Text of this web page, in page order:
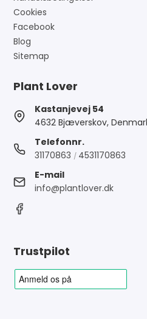
Cookies
Facebook
Blog
Sitemap
Plant Lover
Kastanjevej 54
4632 Bjæverskov,
Telefonnr.
31170863 / 4531170863
E-mail
info@plantlover.dk
Trustpilot